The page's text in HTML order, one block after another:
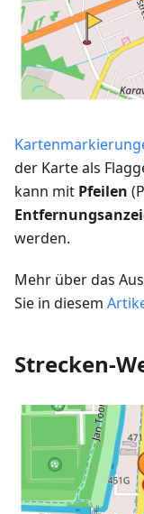
der Karte als
kann mit Pfeilen
werden.
Mehr über das
Sie in diesem
Strecken-